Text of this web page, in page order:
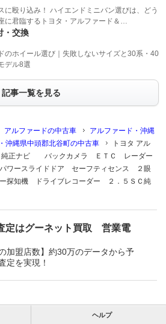
に殴り込み！ ハイエンドミニバン選びは、どう
に君臨するトヨタ・アルファード＆…
・交換
のホイール選び｜失敗しないサイズと30系・40
デル8選
記事一覧を見る
アルファードの中古車
アルファード・沖縄
沖縄県中頭郡北谷町の中古車
トヨタ アル
純正ナビ バックカメラ ＥＴＣ レーダー
ワースライドドア セーフティセンス ２眼
探知機 ドライブレコーダー ２．５ＳＣ純
定はグーネット買取 営業電
加盟店数】約30万のデータから予
定を実現！
ヘルプ